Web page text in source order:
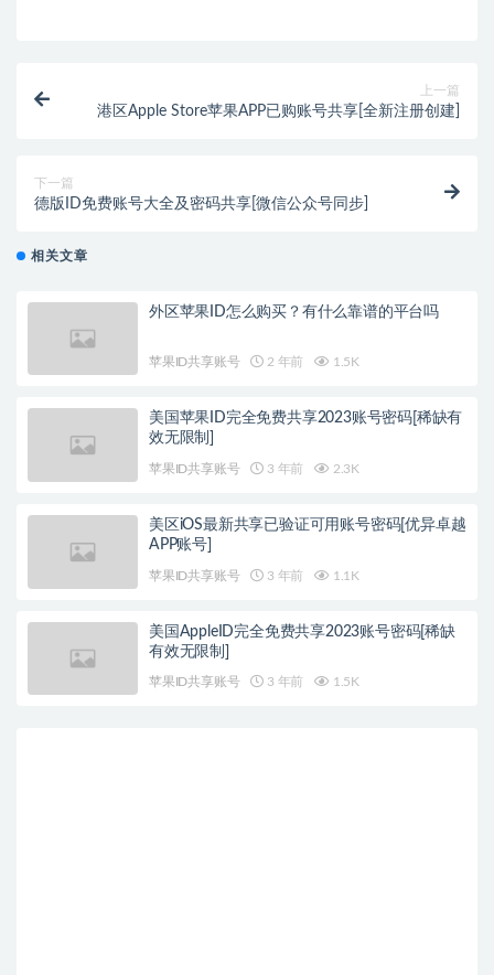
上一篇
港区Apple Store苹果APP已购账号共享[全新注册创建]
下一篇
德版ID免费账号大全及密码共享[微信公众号同步]
相关文章
外区苹果ID怎么购买？有什么靠谱的平台吗
苹果ID共享账号 2 年前 1.5K
美国苹果ID完全免费共享2023账号密码[稀缺有
效无限制]
苹果ID共享账号 3 年前 2.3K
美区iOS最新共享已验证可用账号密码[优异卓越
APP账号]
苹果ID共享账号 3 年前 1.1K
美国AppleID完全免费共享2023账号密码[稀缺
有效无限制]
苹果ID共享账号 3 年前 1.5K